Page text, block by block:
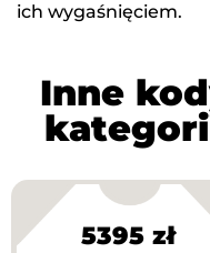
ich wygaśnięciem.
Inne
5395 zł